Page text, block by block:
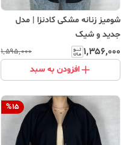
شومیز زنانه مشکی کادنزا | مدل
جدید و شیک
۱٬۳۵۶٬۰۰۰ ۱٬۵۹۵٬۰۰۰
افزودن به سبد
%15